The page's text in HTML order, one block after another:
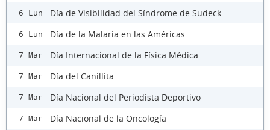
6 Lun Día de Visibilidad del Síndrome de Sudeck
6 Lun Día de la Malaria en las Américas
7 Mar Día Internacional de la Física Médica
7 Mar Día del Canillita
7 Mar Día Nacional del Periodista Deportivo
7 Mar Día Nacional de la Oncología